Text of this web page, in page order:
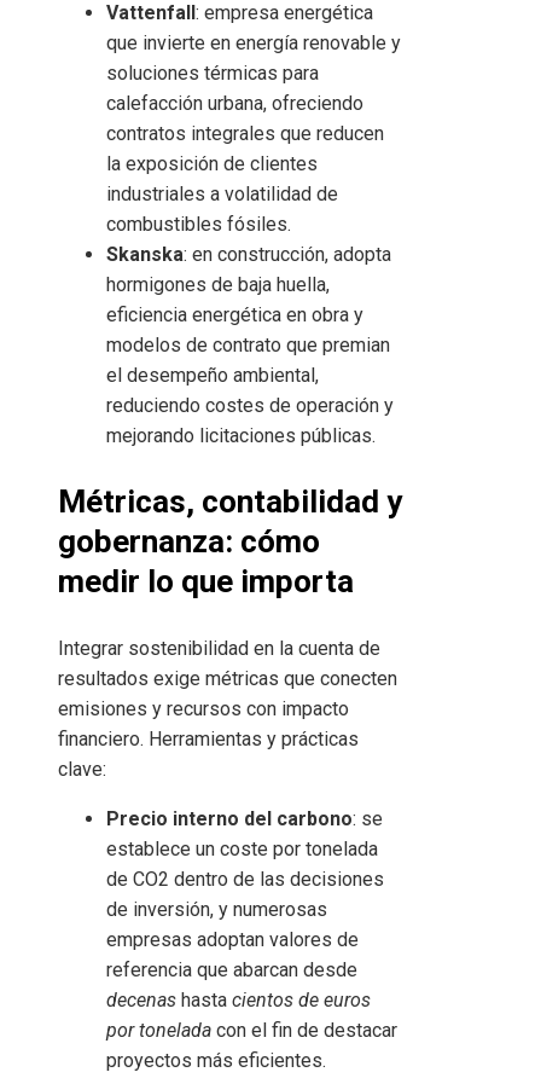
Vattenfall : empresa energética
que invierte en energía renovable y
soluciones térmicas para
calefacción urbana, ofreciendo
contratos integrales que reducen
la exposición de clientes
industriales a volatilidad de
combustibles fósiles.
Skanska: en construcción, adopta
hormigones de baja huella,
eficiencia energética en obra y
modelos de contrato que premian
el desempeño ambiental,
reduciendo costes de operación y
mejorando licitaciones públicas.
Métricas, contabilidad y
gobernanza: cómo
medir lo que importa
Integrar sostenibilidad en la cuenta de
resultados exige métricas que conecten
emisiones y recursos con impacto
financiero. Herramientas y prácticas
clave:
Precio interno del carbono: se
establece un coste por tonelada
de CO2 dentro de las decisiones
de inversión, y numerosas
empresas adoptan valores de
referencia que abarcan desde
decenas hasta cientos de euros
por tonelada con el fin de destacar
proyectos más eficientes.